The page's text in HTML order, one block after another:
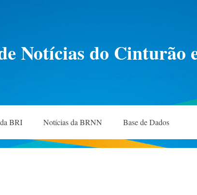
Notícias do Cinturão
BRI Notícias da BRNN Base de Dados